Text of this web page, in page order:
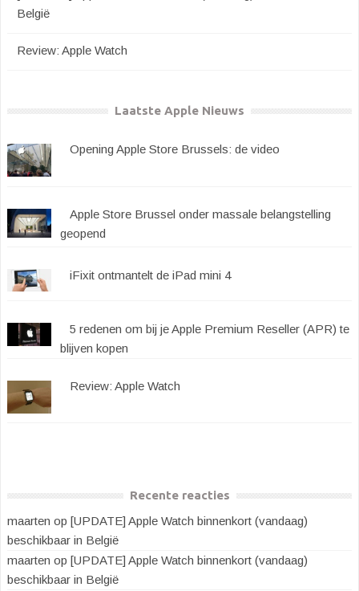
België
Review: Apple Watch
Laatste Apple Nieuws
Opening Apple Store Brussels: de video
Apple Store Brussel onder massale belangstelling
geopend
iFixit ontmantelt de iPad mini 4
5 redenen om bij je Apple Premium Reseller (APR) te
blijven kopen
Review: Apple Watch
Recente reacties
maarten op [UPDATE] Apple Watch binnenkort (vandaag)
beschikbaar in België
maarten op [UPDATE] Apple Watch binnenkort (vandaag)
beschikbaar in België